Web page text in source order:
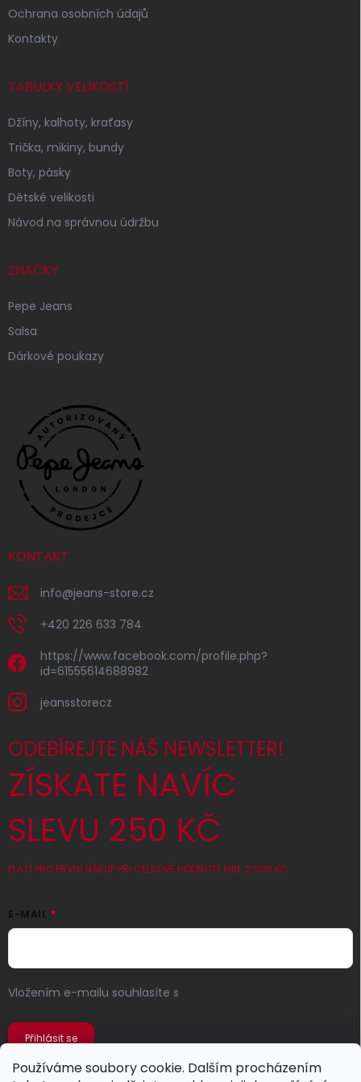
Používáme soubory cookie. Dalším procházením
Ochrana osobních údajů
Kontakty
TABULKY VELIKOSTÍ
Džíny, kalhoty, kraťasy
Trička, mikiny, bundy
Boty, pásky
Dětské velikosti
Návod na správnou údržbu
ZNAČKY
Pepe Jeans
Salsa
Dárkové poukazy
KONTAKT
info@jeans-store.cz
+420 226 633 784
https://www.facebook.com/profile.php?
id=61555614688982
jeansstorecz
ODEBÍREJTE NÁŠ NEWSLETTER!
ZÍSKATE NAVÍC
SLEVU 250 KČ
PLATÍ PRO PRVNÍ NÁKUP PŘI CELKOVÉ HODNOTĚ MIN. 2 500 KČ
E-MAIL
Vložením e-mailu souhlasíte s
Přihlásit se